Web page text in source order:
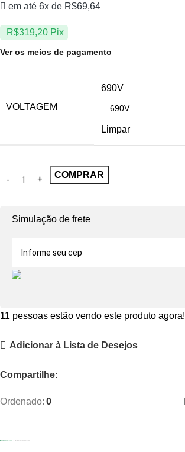
em até 6x de R$69,64
R$319,20 Pix
Ver os meios de pagamento
VOLTAGEM
690V
Limpar
COMPRAR
Simulação de frete
11 pessoas estão vendo este produto agora!
Adicionar à Lista de Desejos
Compartilhe:
Ordenado: 0